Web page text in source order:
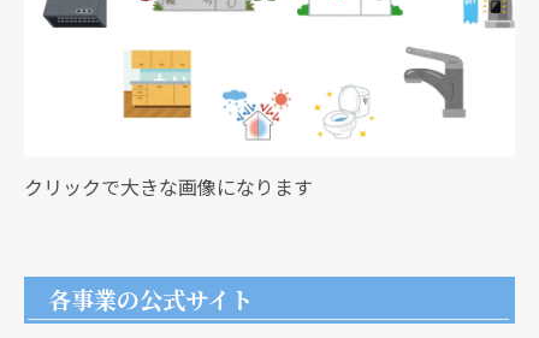
クリックで大きな画像になります
各事業の公式サイト
現在、新聞に入っている折込チラシです。
現在、新聞に入っている折込チラシです。